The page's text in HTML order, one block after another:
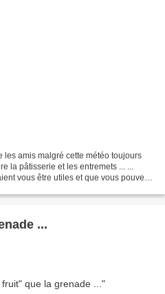
amis malgré cette météo toujours
la pâtisserie et les entremets ... ...
vous être utiles et que vous pouvez
...